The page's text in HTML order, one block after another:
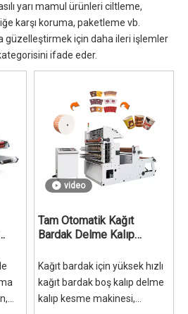
yarı mamul ürünleri ciltleme,
karşı koruma, paketleme vb.
güzelleştirmek için daha ileri işlemler
ifade eder.
video
Tam Otomatik Kağıt
Bardak Delme Kalıp
Kağıt bardak için yüksek hızlı
kağıt bardak boş kalıp delme
kalıp kesme makinesi,